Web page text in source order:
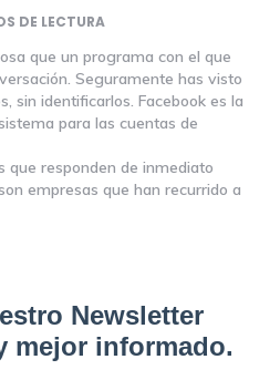
DE LECTURA
que un programa con el que
Seguramente has visto
sin identificarlos. Facebook es la
para las cuentas de
que responden de inmediato
empresas que han recurrido a